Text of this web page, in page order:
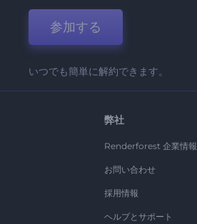
参加する
いつでも簡単に解約できます。
弊社
Renderforest 企業情報
お問い合わせ
採用情報
ヘルプとサポート